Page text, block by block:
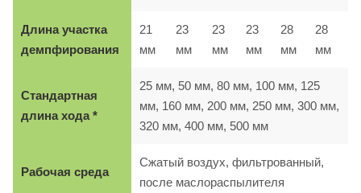
Длина участка
демпфирования
21
мм
23
мм
23
мм
23
мм
28
мм
28
мм
Стандартная
длина хода *
25 мм, 50 мм, 80 мм, 100 мм, 125
мм, 160 мм, 200 мм, 250 мм, 300 мм,
320 мм, 400 мм, 500 мм
Рабочая среда
Сжатый воздух, фильтрованный,
после маслораспылителя